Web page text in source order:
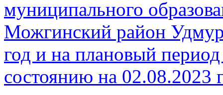
муниципального
Можгинский район
год и на плановый
состоянию на 02.08.2023